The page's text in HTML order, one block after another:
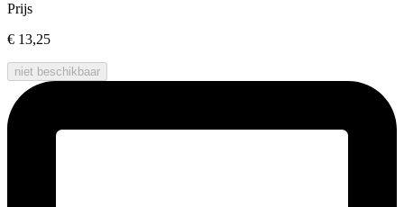
Prijs
€ 13,25
niet beschikbaar